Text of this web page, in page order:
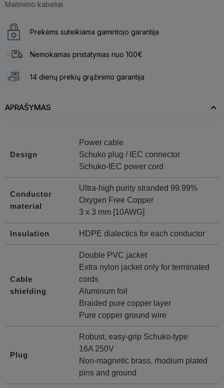
Maitinimo kabeliai
Prekėms suteikiama gamintojo garantija
Nemokamas pristatymas nuo 100€
14 dienų prekių grąžinimo garantija
APRAŠYMAS
Design
Power cable
Schuko plug / IEC connector
Schuko-IEC power cord
Conductor
material
Ultra-high purity stranded 99.99%
Oxygen Free Copper
3 x 3 mm [10AWG]
Insulation HDPE dialectics for each conductor
Cable
shielding
Double PVC jacket
Extra nylon jacket only for terminated
cords
Aluminum foil
Braided pure copper layer
Pure copper ground wire
Plug
Robust, easy-grip Schuko-type
16A 250V
Non-magnetic brass, rhodium plated
pins and ground